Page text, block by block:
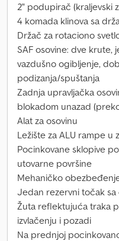
2" podupirač (kraljevski
4 komada klinova sa
Držač za rotaciono
SAF osovine: dve krute,
vazdušno ogibljenje,
podizanja/spuštanja
Zadnja upravljačka
blokadom unazad
Alat za osovinu
Ležište za ALU rampe
Pocinkovane sklopive
utovarne površine
Mehaničko
Jedan rezervni točak
Žuta reflektujuća traka
izvlačenju i pozadi
Na prednjoj